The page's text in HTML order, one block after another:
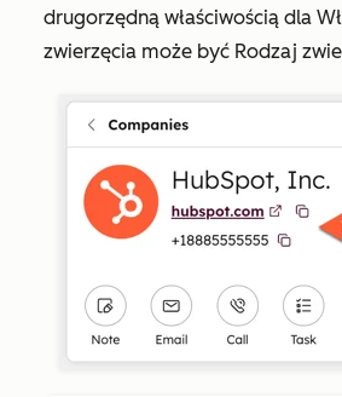
drugorzędną właściwością dla
zwierzęcia może być Rodzaj